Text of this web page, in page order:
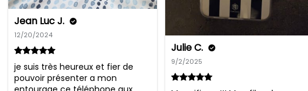
Julie C.
9/2/2025
Jean Luc J.
12/20/2024
je suis très heureux et fier de
pouvoir présenter a mon